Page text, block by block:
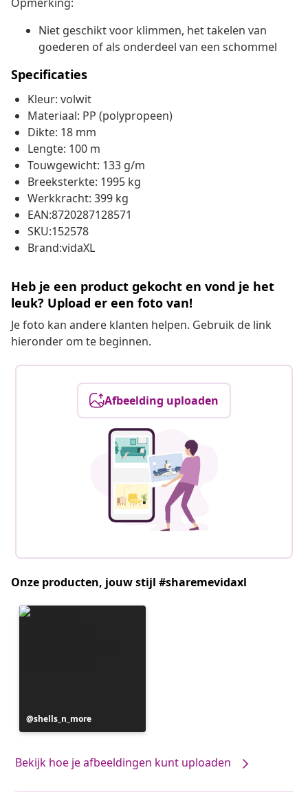
Niet geschikt voor klimmen, het takelen van
goederen of als onderdeel van een schommel
Specificaties
Kleur: volwit
Materiaal: PP (polypropeen)
Dikte: 18 mm
Lengte: 100 m
Touwgewicht: 133 g/m
Breeksterkte: 1995 kg
Werkkracht: 399 kg
EAN:8720287128571
SKU:152578
Brand:vidaXL
Heb je een product gekocht en vond je het
leuk? Upload er een foto van!
Je foto kan andere klanten helpen. Gebruik de link
hieronder om te beginnen.
Afbeelding uploaden
Onze producten, jouw stijl #sharemevidaxl
Bericht
gepubliceerd
shells_n_more
Bekijk hoe je afbeeldingen kunt uploaden